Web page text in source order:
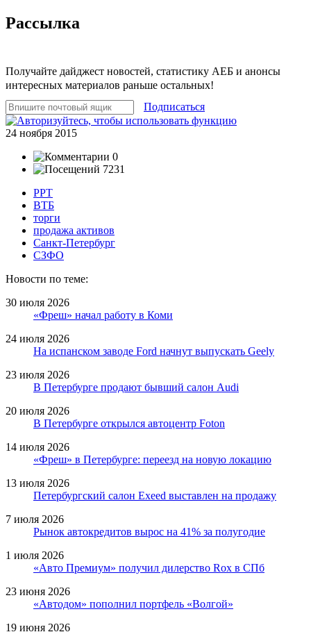
Рассылка
Получайте дайджест новостей, статистику АЕБ и анонсы
интересных материалов раньше остальных!
Подписаться
24 ноября 2015
0
7231
РРТ
ВТБ
торги
продажа активов
Санкт-Петербург
СЗФО
Новости по теме:
30 июля 2026
«Фреш» начал работу в Коми
24 июля 2026
На испанском заводе Ford начнут выпускать Geely
23 июля 2026
В Петербурге продают бывший салон Audi
20 июля 2026
В Петербурге открылся автоцентр Foton
14 июля 2026
«Фреш» в Петербурге: переезд на новую локацию
13 июля 2026
Петербургский салон Exeed выставлен на продажу
7 июля 2026
Рынок автокредитов вырос на 41% за полугодие
1 июля 2026
«Авто Премиум» получил дилерство Rox в СПб
23 июня 2026
«Автодом» пополнил портфель «Волгой»
19 июня 2026